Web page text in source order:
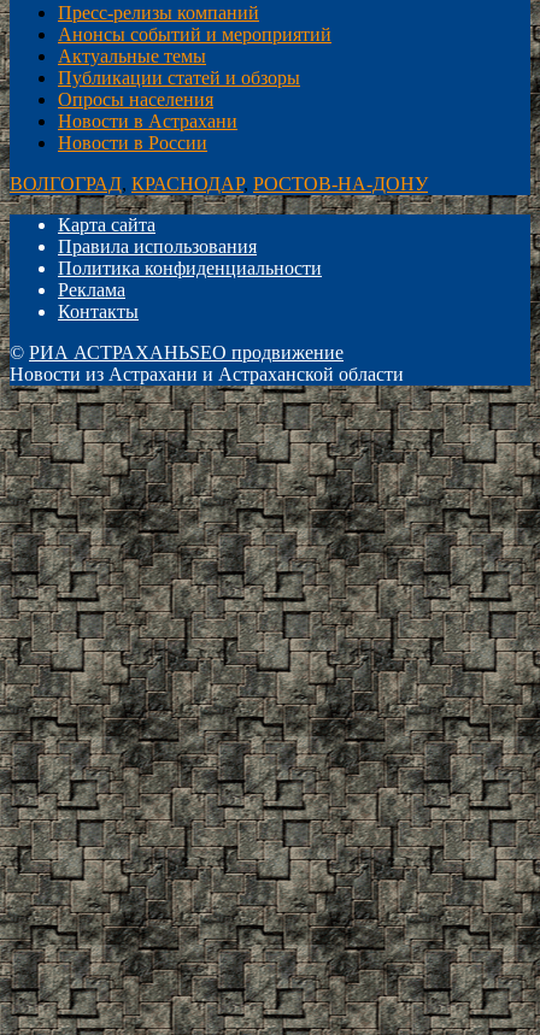
Пресс-релизы компаний
Анонсы событий и мероприятий
Актуальные темы
Публикации статей и обзоры
Опросы населения
Новости в Астрахани
Новости в России
ВОЛГОГРАД, КРАСНОДАР, РОСТОВ-НА-ДОНУ
Карта сайта
Правила использования
Политика конфиденциальности
Реклама
Контакты
© РИА АСТРАХАНЬSEO продвижение
Новости из Астрахани и Астраханской области